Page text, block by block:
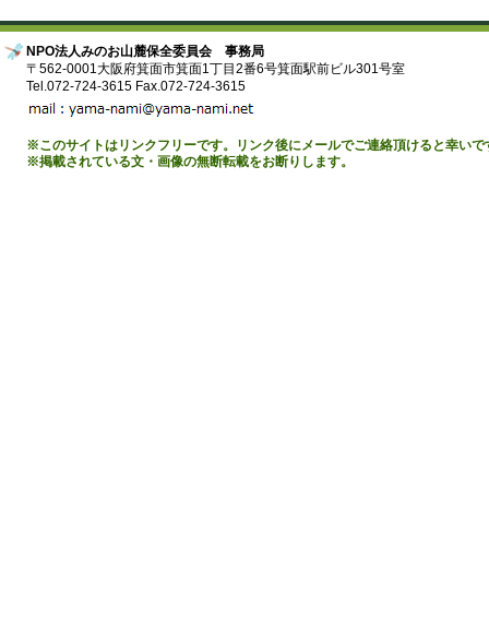
NPO法人みのお山麓保全委員会 事務局
〒562-0001大阪府箕面市箕面1丁目2番6号箕面駅前ビル301号室
Tel.072-724-3615 Fax.072-724-3615
※このサイトはリンクフリーです。リンク後にメールでご連絡頂けると幸いで
※掲載されている文・画像の無断転載をお断りします。